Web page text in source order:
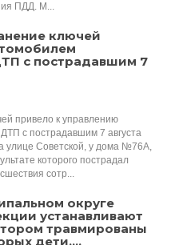
ПДД. М...
ключей
с пострадавшим 7
привело к управлению
с пострадавшим 7 августа
улице Советской, у дома №76А,
которого пострадал
сотр...
округе
устанавливают
травмированы
дети....